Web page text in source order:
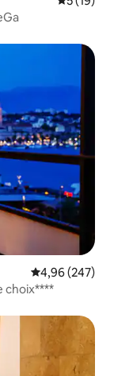
Note
4,96 (247)
choix****